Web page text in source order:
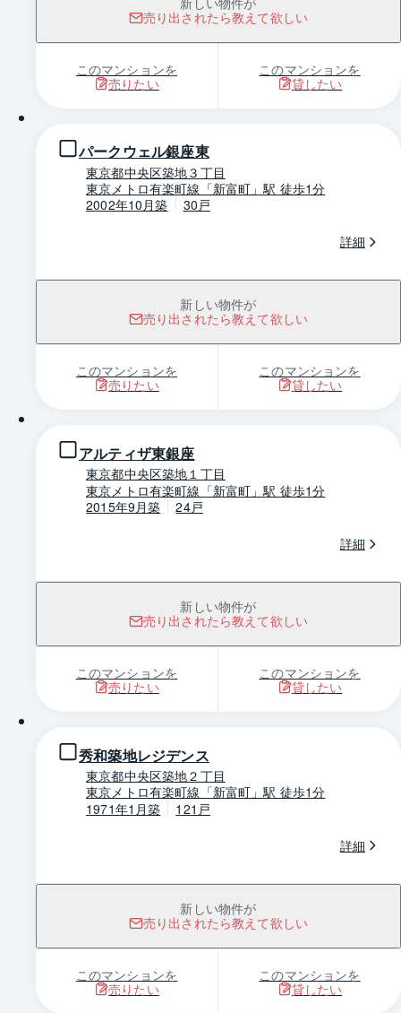
新しい物件が
売り出されたら教えて欲しい
このマンションを
売りたい
このマンションを
貸したい
パークウェル銀座東
東京都中央区築地３丁目
東京メトロ有楽町線「新富町」駅 徒歩1分
2002年10月築
30戸
詳細
新しい物件が
売り出されたら教えて欲しい
このマンションを
売りたい
このマンションを
貸したい
アルティザ東銀座
東京都中央区築地１丁目
東京メトロ有楽町線「新富町」駅 徒歩1分
2015年9月築
24戸
詳細
新しい物件が
売り出されたら教えて欲しい
このマンションを
売りたい
このマンションを
貸したい
秀和築地レジデンス
東京都中央区築地２丁目
東京メトロ有楽町線「新富町」駅 徒歩1分
1971年1月築
121戸
詳細
新しい物件が
売り出されたら教えて欲しい
このマンションを
売りたい
このマンションを
貸したい